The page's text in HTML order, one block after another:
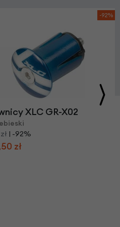
-92%
XLC GR-X02
| -92%
zł